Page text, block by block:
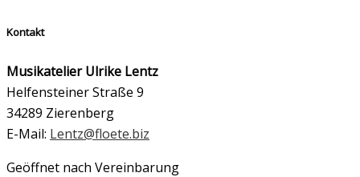
Kontakt
Musikatelier Ulrike Lentz
Helfensteiner Straße 9
34289 Zierenberg
E-Mail: Lentz@floete.biz
Geöffnet nach Vereinbarung